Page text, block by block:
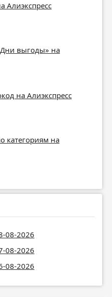
Алиэкспресс
выгоды» на
на Алиэкспресс
категориям на
08-2026
08-2026
08-2026